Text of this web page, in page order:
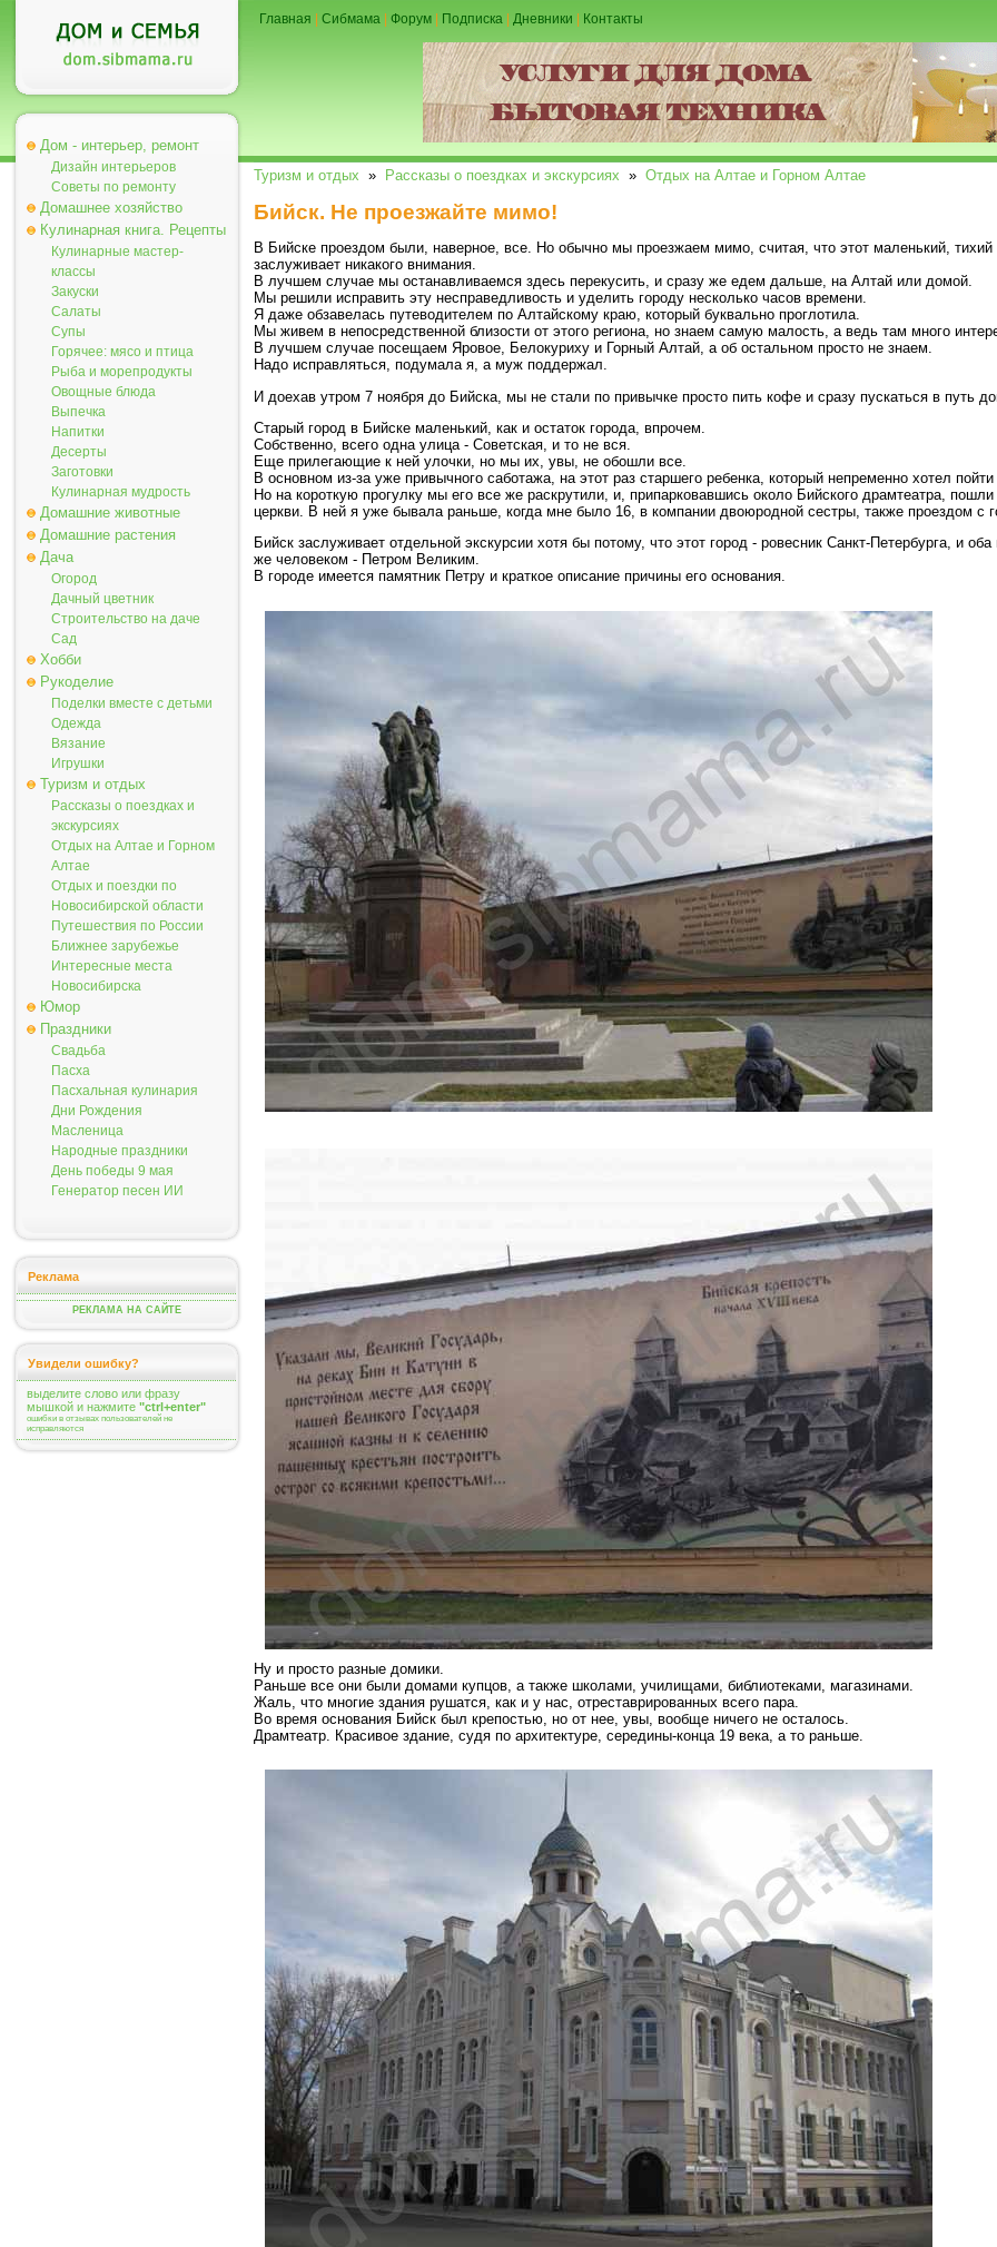
Дом - интерьер, ремонт
Дизайн интерьеров
Советы по ремонту
Домашнее хозяйство
Кулинарная книга. Рецепты
Кулинарные мастер-
классы
Закуски
Салаты
Супы
Горячее: мясо и птица
Рыба и морепродукты
Овощные блюда
Выпечка
Напитки
Десерты
Заготовки
Кулинарная мудрость
Домашние животные
Домашние растения
Дача
Огород
Дачный цветник
Строительство на даче
Сад
Хобби
Рукоделие
Поделки вместе с детьми
Одежда
Вязание
Игрушки
Туризм и отдых
Рассказы о поездках и
экскурсиях
Отдых на Алтае и Горном
Алтае
Отдых и поездки по
Новосибирской области
Путешествия по России
Ближнее зарубежье
Интересные места
Новосибирска
Юмор
Праздники
Свадьба
Пасха
Пасхальная кулинария
Дни Рождения
Масленица
Народные праздники
День победы 9 мая
Генератор песен ИИ
Реклама
РЕКЛАМА НА САЙТЕ
Увидели ошибку?
выделите слово или фразу
мышкой и нажмите "ctrl+enter"
ошибки в отзывах пользователей не
исправляются
Главная Сибмама Форум Подписка Дневники Контакты
Туризм и отдых » Рассказы о поездках и экскурсиях » Отдых на Алтае и Горном Алтае
Бийск. Не проезжайте мимо!
В Бийске проездом были, наверное, все. Но обычно мы проезжаем мимо, считая, что этот маленький, тихий
заслуживает никакого внимания.
В лучшем случае мы останавливаемся здесь перекусить, и сразу же едем дальше, на Алтай или домой.
Мы решили исправить эту несправедливость и уделить городу несколько часов времени.
Я даже обзавелась путеводителем по Алтайскому краю, который буквально проглотила.
Мы живем в непосредственной близости от этого региона, но знаем самую малость, а ведь там много
В лучшем случае посещаем Яровое, Белокуриху и Горный Алтай, а об остальном просто не знаем.
Надо исправляться, подумала я, а муж поддержал.
И доехав утром 7 ноября до Бийска, мы не стали по привычке просто пить кофе и сразу пускаться в путь
Старый город в Бийске маленький, как и остаток города, впрочем.
Собственно, всего одна улица - Советская, и то не вся.
Еще прилегающие к ней улочки, но мы их, увы, не обошли все.
В основном из-за уже привычного саботажа, на этот раз старшего ребенка, который непременно хотел пойти
Но на короткую прогулку мы его все же раскрутили, и, припарковавшись около Бийского драмтеатра,
церкви. В ней я уже бывала раньше, когда мне было 16, в компании двоюродной сестры, также проездом с
Бийск заслуживает отдельной экскурсии хотя бы потому, что этот город - ровесник Санкт-Петербурга, и
же человеком - Петром Великим.
В городе имеется памятник Петру и краткое описание причины его основания.
Ну и просто разные домики.
Раньше все они были домами купцов, а также школами, училищами, библиотеками, магазинами.
Жаль, что многие здания рушатся, как и у нас, отреставрированных всего пара.
Во время основания Бийск был крепостью, но от нее, увы, вообще ничего не осталось.
Драмтеатр. Красивое здание, судя по архитектуре, середины-конца 19 века, а то раньше.